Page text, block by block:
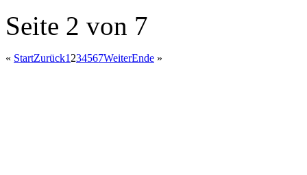
Seite 2 von 7
« StartZurück1 234567WeiterEnde »